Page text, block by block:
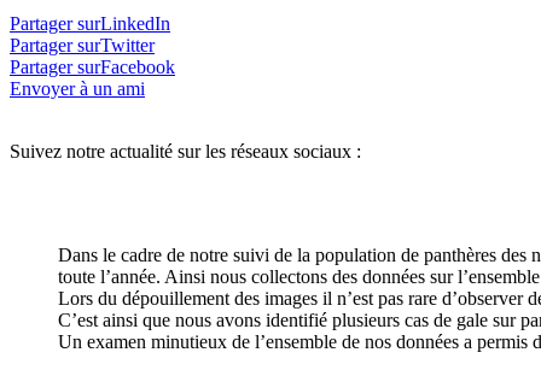
Partager surLinkedIn
Partager surTwitter
Partager surFacebook
Envoyer à un ami
Suivez notre actualité sur les réseaux sociaux :
Dans le cadre de notre suivi de la population de panthères des
toute l’année. Ainsi nous collectons des données sur
Lors du dépouillement des images il n’est pas rare d’observer
C’est ainsi que nous avons identifié plusieurs cas de gale sur
Un examen minutieux de l’ensemble de nos données a permis